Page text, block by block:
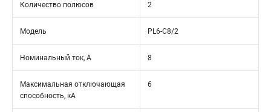
Количество полюсов 2
Модель PL6-C8/2
Номинальный ток, А 8
Максимальная отключающая
способность, кА
6